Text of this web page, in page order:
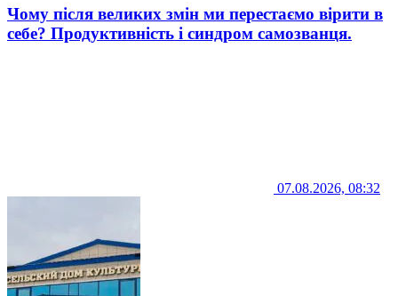
Чому після великих змін ми перестаємо вірити в
себе? Продуктивність і синдром самозванця.
07.08.2026, 08:32